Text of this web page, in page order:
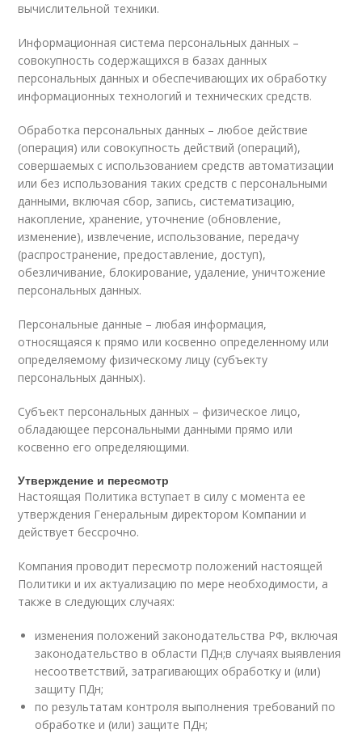
вычислительной техники.
Информационная система персональных данных –
совокупность содержащихся в базах данных
персональных данных и обеспечивающих их обработку
информационных технологий и технических средств.
Обработка персональных данных – любое действие
(операция) или совокупность действий (операций),
совершаемых с использованием средств автоматизации
или без использования таких средств с персональными
данными, включая сбор, запись, систематизацию,
накопление, хранение, уточнение (обновление,
изменение), извлечение, использование, передачу
(распространение, предоставление, доступ),
обезличивание, блокирование, удаление, уничтожение
персональных данных.
Персональные данные – любая информация,
относящаяся к прямо или косвенно определенному или
определяемому физическому лицу (субъекту
персональных данных).
Субъект персональных данных – физическое лицо,
обладающее персональными данными прямо или
косвенно его определяющими.
Утверждение и пересмотр
Настоящая Политика вступает в силу с момента ее
утверждения Генеральным директором Компании и
действует бессрочно.
Компания проводит пересмотр положений настоящей
Политики и их актуализацию по мере необходимости, а
также в следующих случаях:
изменения положений законодательства РФ, включая
законодательство в области ПДн;в случаях выявления
несоответствий, затрагивающих обработку и (или)
защиту ПДн;
по результатам контроля выполнения требований по
обработке и (или) защите ПДн;